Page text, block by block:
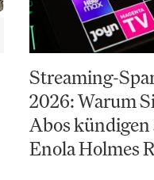
Streaming-
2026: Warum
Abos
Enola Holmes